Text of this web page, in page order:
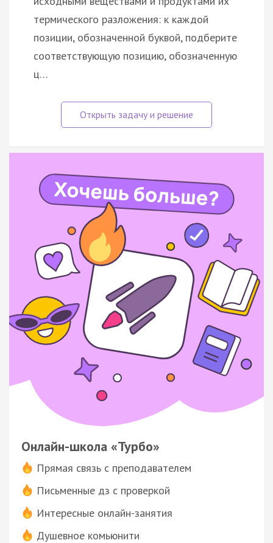
термического разложения: к каждой
позиции, обозначенной буквой, подберите
соответствующую позицию, обозначенную
ц…
Онлайн-школа «Турбо»
Прямая связь с преподавателем
Письменные дз с проверкой
Интересные онлайн-занятия
Душевное комьюнити